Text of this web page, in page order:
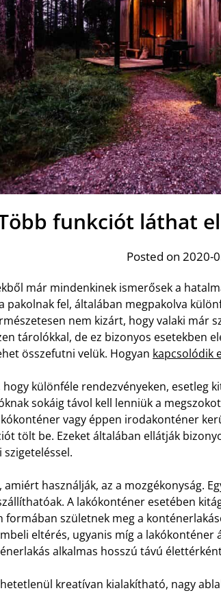
funkciót láthat
Posted on 2020-
már mindenkinek ismerősek a
pakolnak fel, általában megpakolva
nem kizárt, hogy valaki már
tárolókkal, de ez bizonyos esetekben
összefutni velük. Hogyan kapcsolódik
hogy különféle rendezvényeken, esetleg
sokáig távol kell lenniük a
vagy éppen irodakonténer
tölt be. Ezeket általában ellátják
szigeteléssel.
amiért használják, az a mozgékonyság.
A lakókonténer esetében
formában születnek meg a
eltérés, ugyanis míg a lakókonténer
alkalmas hosszú távú
kreatívan kialakítható, nagy